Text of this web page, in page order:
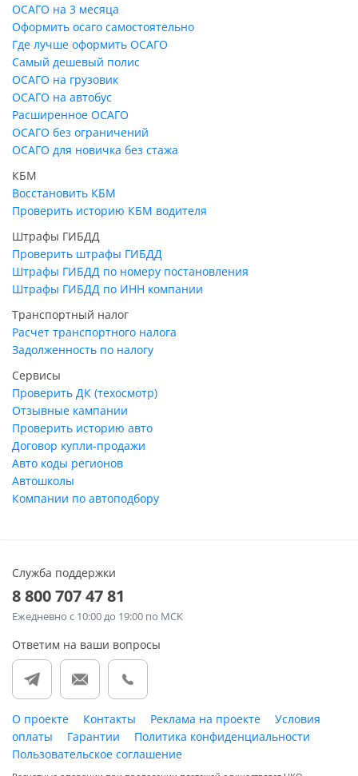
ОСАГО на 3 месяца
Оформить осаго самостоятельно
Где лучше оформить ОСАГО
Самый дешевый полис
ОСАГО на грузовик
ОСАГО на автобус
Расширенное ОСАГО
ОСАГО без ограничений
ОСАГО для новичка без стажа
КБМ
Восстановить КБМ
Проверить историю КБМ водителя
Штрафы ГИБДД
Проверить штрафы ГИБДД
Штрафы ГИБДД по номеру постановления
Штрафы ГИБДД по ИНН компании
Транспортный налог
Расчет транспортного налога
Задолженность по налогу
Сервисы
Проверить ДК (техосмотр)
Отзывные кампании
Проверить историю авто
Договор купли-продажи
Авто коды регионов
Автошколы
Компании по автоподбору
Служба поддержки
8 800 707 47 81
Ежедневно с 10:00 до 19:00 по МСК
Ответим на ваши вопросы
О проекте Контакты Реклама на проекте
Условия
оплаты
Гарантии
Политика конфиденциальности
Пользовательское соглашение